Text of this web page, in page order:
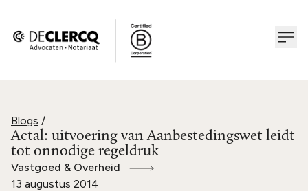
Blogs /
Actal: uitvoering van Aanbestedingswet leidt
tot onnodige regeldruk
Vastgoed & Overheid
13 augustus 2014